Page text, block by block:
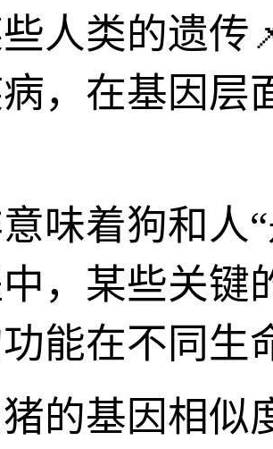
人类的遗传
，在基因层
味着狗和人
，某些关键
能在不同生
的基因相似